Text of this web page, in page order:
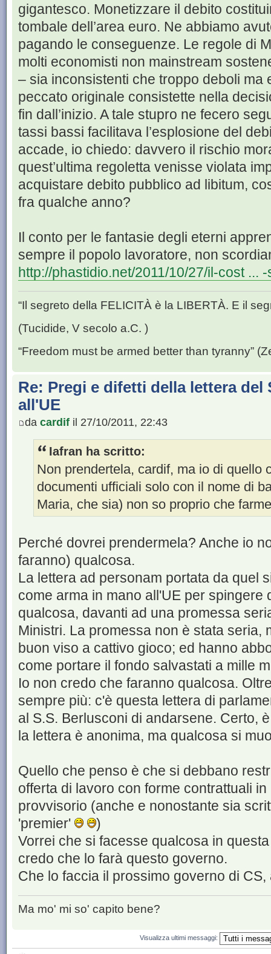
gigantesco. Monetizzare il debito
tombale dell’area euro. Ne abbiamo
pagando le conseguenze. Le regole di
molti economisti non mainstream
– sia inconsistenti che troppo deboli ma
peccato originale consistette nella
fin dall’inizio. A tale stupro ne fecero
tassi bassi facilitava l’esplosione del
accade, io chiedo: davvero il rischio
quest’ultima regoletta venisse violata
acquistare debito pubblico ad libitum,
fra qualche anno?
Il conto per le fantasie degli eterni
sempre il popolo lavoratore, non
http://phastidio.net/2011/10/27/il-cost ...
“Il segreto della FELICITÀ è la LIBERTÀ. E il
(Tucidide, V secolo a.C. )
“Freedom must be armed better than tyranny”
Re: Pregi e difetti della lettera del
all'UE
da cardif il 27/10/2011, 22:43
Iafran ha scritto:
Non prendertela, cardif, ma io di quello
documenti ufficiali solo con il nome di
Maria, che sia) non so proprio che
Perché dovrei prendermela? Anche io
faranno) qualcosa.
La lettera ad personam portata da quel
come arma in mano all'UE per spingere
qualcosa, davanti ad una promessa
Ministri. La promessa non è stata seria,
buon viso a cattivo gioco; ed hanno
come portare il fondo salvastati a mille
Io non credo che faranno qualcosa.
sempre più: c'è questa lettera di
al S.S. Berlusconi di andarsene. Certo,
la lettera è anonima, ma qualcosa si
Quello che penso è che si debbano
offerta di lavoro con forme contrattuali
provvisorio (anche e nonostante sia
'premier'
)
Vorrei che si facesse qualcosa in
credo che lo farà questo governo.
Che lo faccia il prossimo governo di CS,
Ma mo' mi so' capito bene?
Visualizza ultimi messaggi: